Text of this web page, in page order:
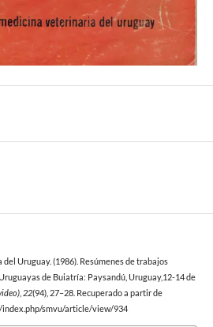
Uruguay. (1986). Resúmenes de trabajos
de Buiatría: Paysandú, Uruguay,12-14 de
, 22(94), 27–28. Recuperado a partir de
smvu/article/view/934